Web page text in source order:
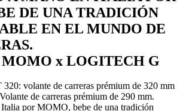
DE UNA TRADICIÓN
EN EL MUNDO DE
x LOGITECH G
320: volante de carreras prémium de 320 mm
de carreras prémium de 290 mm.
por MOMO, bebe de una tradición